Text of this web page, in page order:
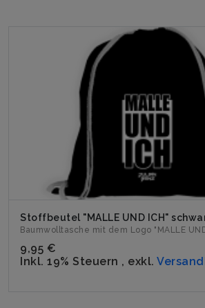
Stoffbeutel "MALLE UND ICH"
Baumwolltasche mit dem Logo "MALLE
9,95 €
Inkl. 19% Steuern , exkl.